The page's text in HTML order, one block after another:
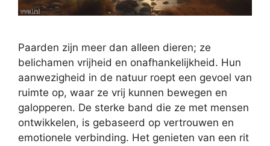
Paarden zijn meer dan alleen dieren; ze
belichamen vrijheid en onafhankelijkheid. Hun
aanwezigheid in de natuur roept een gevoel van
ruimte op, waar ze vrij kunnen bewegen en
galopperen. De sterke band die ze met mensen
ontwikkelen, is gebaseerd op vertrouwen en
emotionele verbinding. Het genieten van een rit